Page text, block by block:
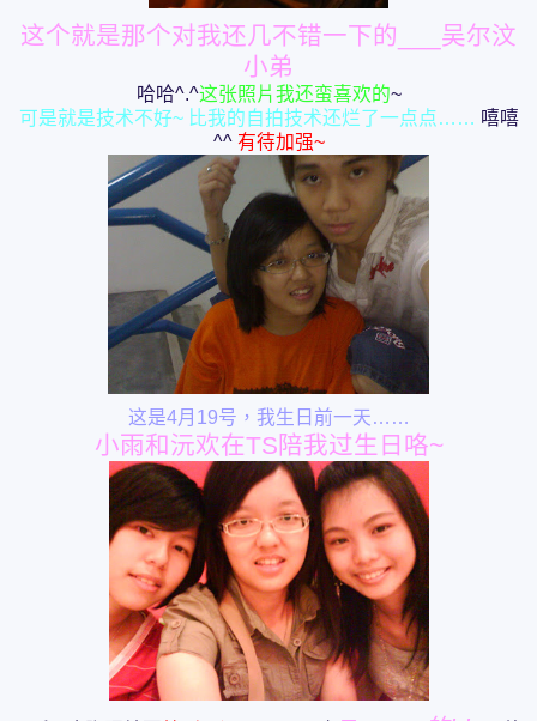
这个就是那个对我还几不错一下的___吴尔汶
小弟
哈哈^.^这张照片我还蛮喜欢的~
可是就是技术不好~ 比我的自拍技术还烂了一点点…… 嘻嘻
^^ 有待加强~
这是4月19号，我生日前一天……
小雨和沅欢在TS陪我过生日咯~